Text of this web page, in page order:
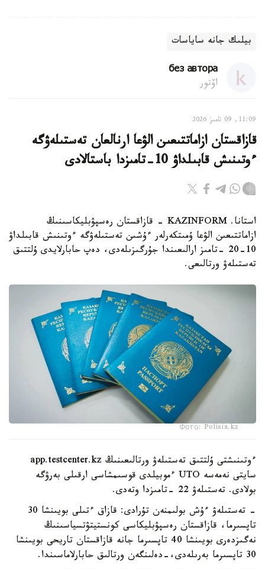
بيلىك جانە ساياسات
без автора
اۆتور
11:09, 09 تامىز 2026
قازاقستان ازاماتتىعىن الۋعا ارنالعان تەستىلەۋگە
ءوتىنىش قابىلداۋ 10-تامىزدا باستالادى
استانا. KAZINFORM - قازاقستان رەسپۋبليكاسىنىڭ
ازاماتتىعىن الۋعا ۇمىتكەرلەر ءۇشىن تەستىلەۋگە ءوتىنىش قابىلداۋ
10-20 -تامىز ارالىعىندا جۇرگىزىلەدى، دەپ حابارلايدى ۇلتتىق
تەستىلەۋ ورتالىعى.
Фото: Polisia.kz
ءوتىنىشتى ۇلتتىق تەستىلەۋ ورتالىعىنىڭ app.testcenter.kz
سايتى نەمەسە UTO ءموبيلدى قوسىمشاسى ارقىلى بەرۋگە
بولادى. تەستىلەۋ 22 -تامىزدا وتەدى.
- تەستىلەۋ ءۇش بولىمنەن تۇرادى: قازاق ءتىلى بويىنشا 30
تاپسىرما، قازاقستان رەسپۋبليكاسى كونستيتۋتسياسىنىڭ
نەگىزدەرى بويىنشا 40 تاپسىرما جانە قازاقستان تاريحى بويىنشا
30 تاپسىرما بەرىلەدى،-دەلىنگەن ورتالىق حابارلاماسىندا.